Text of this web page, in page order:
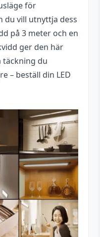
för
du vill utnyttja dess
på 3 meter och en
ger den här
täckning du
– beställ din LED